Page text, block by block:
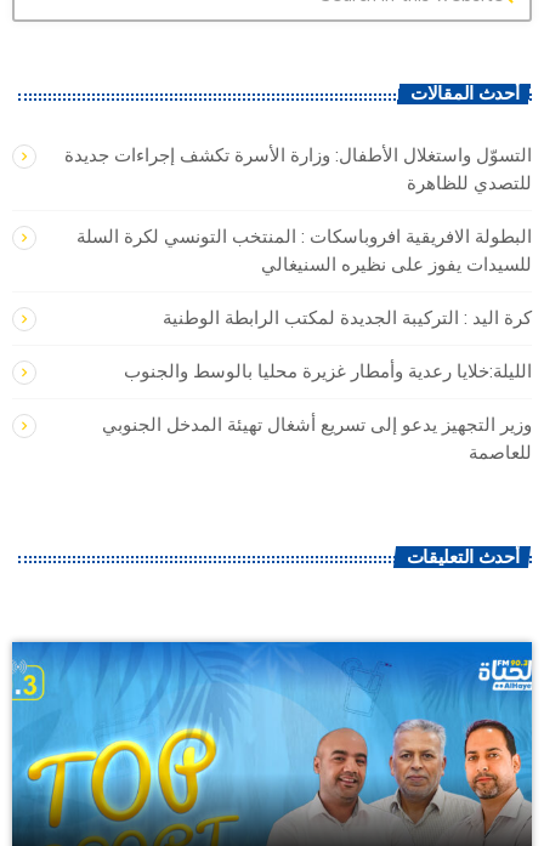
أحدث المقالات
التسوّل واستغلال الأطفال: وزارة الأسرة تكشف إجراءات جديدة
للتصدي للظاهرة
البطولة الافريقية افروباسكات : المنتخب التونسي لكرة السلة
للسيدات يفوز على نظيره السنيغالي
كرة اليد : التركيبة الجديدة لمكتب الرابطة الوطنية
الليلة:خلايا رعدية وأمطار غزيرة محليا بالوسط والجنوب
وزير التجهيز يدعو إلى تسريع أشغال تهيئة المدخل الجنوبي
للعاصمة
أحدث التعليقات